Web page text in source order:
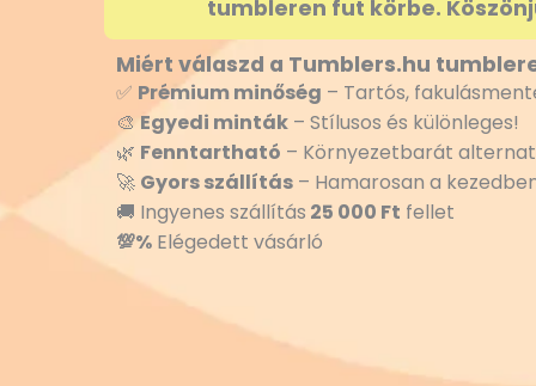
tumbleren fut körbe.
Miért válaszd a Tumblers.hu
✅ Prémium minőség – Tartós,
🎨 Egyedi minták – Stílusos és különleges!
🌿 Fenntartható – Környezetbarát
🚀 Gyors szállítás – Hamarosan a
🚚 Ingyenes szállítás 25 000 Ft fellet
💯% Elégedett vásárló